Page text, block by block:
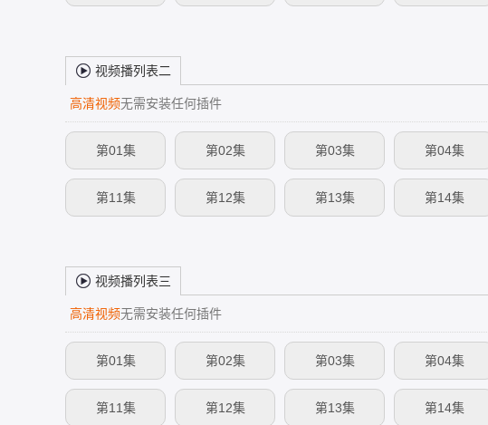
视频播列表二
高清视频无需安装任何插件
第01集 第02集 第03集 第04集
第11集 第12集 第13集 第14集
视频播列表三
高清视频无需安装任何插件
第01集 第02集 第03集 第04集
第11集 第12集 第13集 第14集